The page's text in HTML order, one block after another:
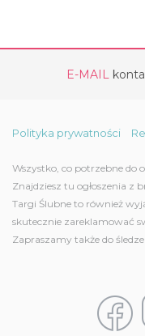
E-MAIL
Polityka prywatności
Wszystko, co potrzebne do
Znajdziesz tu ogłoszenia z
Targi Ślubne to również
skutecznie zareklamować
Zapraszamy także do